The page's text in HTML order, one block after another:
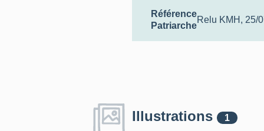
Référence
Patriarche
Relu KMH, 25/
Illustrations 1